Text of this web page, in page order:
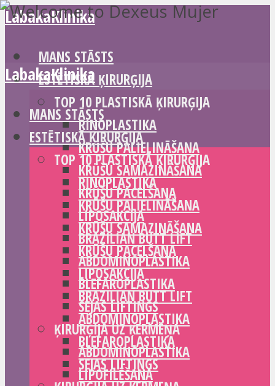
LabakaKlinika
MANS STĀSTS
ESTĒTISKĀ ĶIRURĢIJA
TOP 10 PLASTISKĀ ĶIRURĢIJA
RINOPLASTIKA
KRŪŠU PALIELINĀŠANA
KRŪŠU SAMAZINĀŠANA
KRŪŠU PACELŠANA
LIPOSAKCIJA
BRAZILIAN BUTT LIFT
ABDOMINOPLASTIKA
BLEFAROPLASTIKA
SEJAS LIFTINGS
ĶIRURĢIJA UZ ĶERMEŅA
ABDOMINOPLASTIKA
LIPOFILĒŠANA
LabakaKlinika
MANS STĀSTS
ESTĒTISKĀ ĶIRURĢIJA
TOP 10 PLASTISKĀ ĶIRURĢIJA
RINOPLASTIKA
KRŪŠU PALIELINĀŠANA
KRŪŠU SAMAZINĀŠANA
KRŪŠU PACELŠANA
LIPOSAKCIJA
BRAZILIAN BUTT LIFT
ABDOMINOPLASTIKA
BLEFAROPLASTIKA
SEJAS LIFTINGS